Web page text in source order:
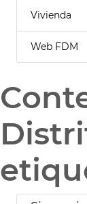
Vivienda
Web FDM